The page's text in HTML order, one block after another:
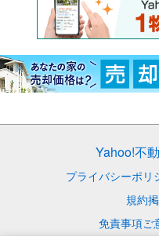
Yahoo!不
プライバシーポリ
規約
免責事項ご
©